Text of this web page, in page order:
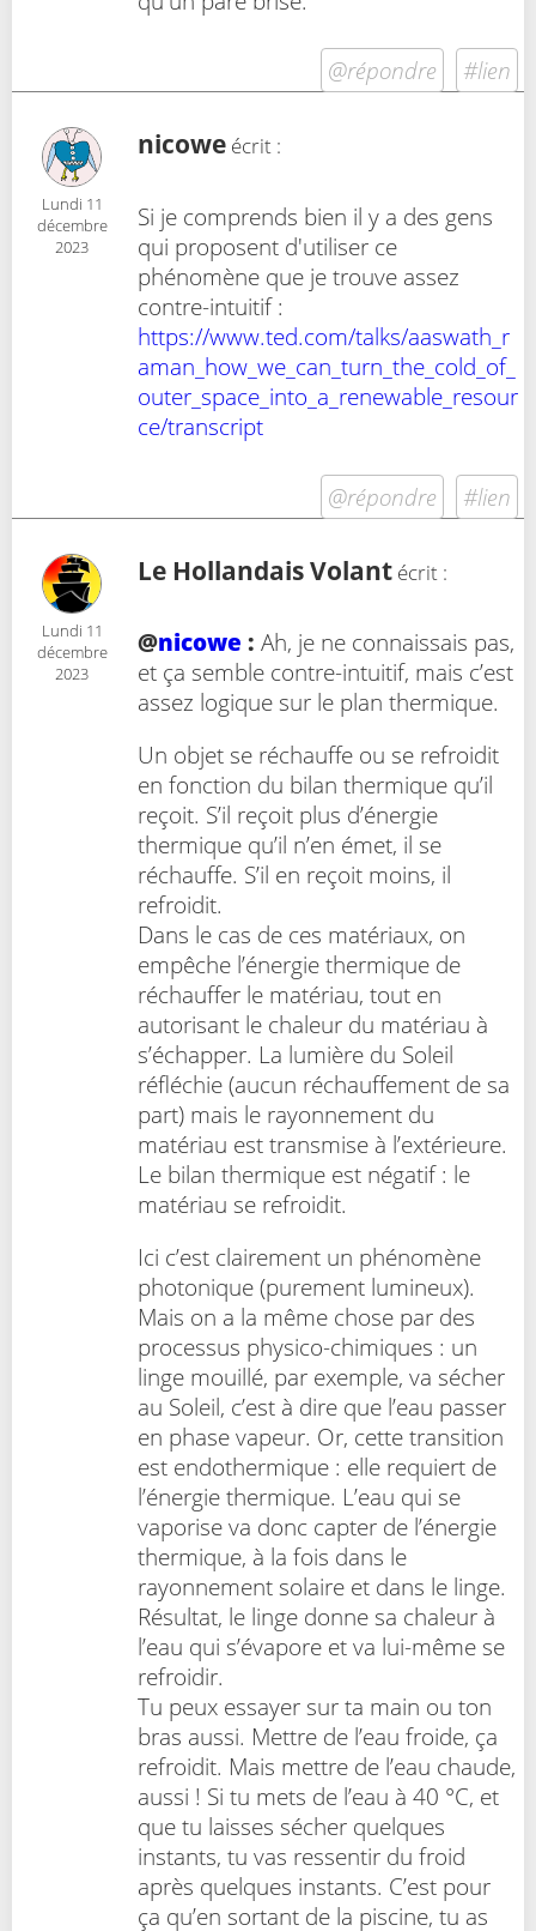
@répondre #lien
Lundi 11
décembre
2023
nicowe écrit :
Si je comprends bien il y a des gens
qui proposent d'utiliser ce
phénomène que je trouve assez
contre-intuitif :
https://www.ted.com/talks/aaswath_r
aman_how_we_can_turn_the_cold_of_
outer_space_into_a_renewable_resour
ce/transcript
@répondre #lien
Lundi 11
décembre
2023
Le Hollandais Volant écrit :
@nicowe : Ah, je ne connaissais pas,
et ça semble contre-intuitif, mais c’est
assez logique sur le plan thermique.
Un objet se réchauffe ou se refroidit
en fonction du bilan thermique qu’il
reçoit. S’il reçoit plus d’énergie
thermique qu’il n’en émet, il se
réchauffe. S’il en reçoit moins, il
refroidit.
Dans le cas de ces matériaux, on
empêche l’énergie thermique de
réchauffer le matériau, tout en
autorisant le chaleur du matériau à
s’échapper. La lumière du Soleil
réfléchie (aucun réchauffement de sa
part) mais le rayonnement du
matériau est transmise à l’extérieure.
Le bilan thermique est négatif : le
matériau se refroidit.
Ici c’est clairement un phénomène
photonique (purement lumineux).
Mais on a la même chose par des
processus physico-chimiques : un
linge mouillé, par exemple, va sécher
au Soleil, c’est à dire que l’eau passer
en phase vapeur. Or, cette transition
est endothermique : elle requiert de
l’énergie thermique. L’eau qui se
vaporise va donc capter de l’énergie
thermique, à la fois dans le
rayonnement solaire et dans le linge.
Résultat, le linge donne sa chaleur à
l’eau qui s’évapore et va lui-même se
refroidir.
Tu peux essayer sur ta main ou ton
bras aussi. Mettre de l’eau froide, ça
refroidit. Mais mettre de l’eau chaude,
aussi ! Si tu mets de l’eau à 40 °C, et
que tu laisses sécher quelques
instants, tu vas ressentir du froid
après quelques instants. C’est pour
ça qu’en sortant de la piscine, tu as